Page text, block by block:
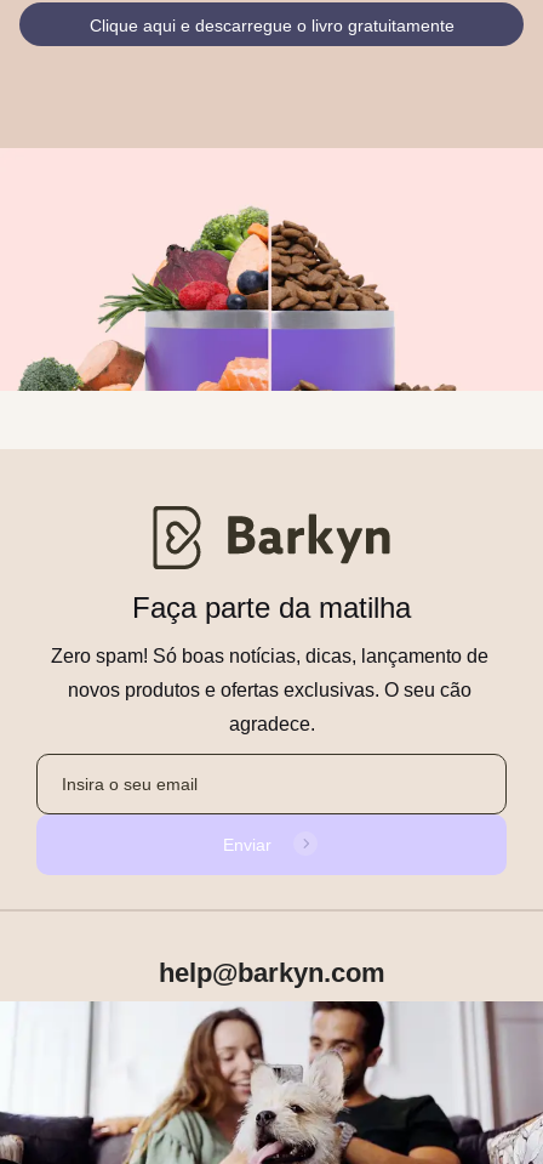
Clique aqui e descarregue o livro gratuitamente
Faça parte da matilha
Zero spam! Só boas notícias, dicas, lançamento de
novos produtos e ofertas exclusivas. O seu cão
agradece.
Enviar
help@barkyn.com